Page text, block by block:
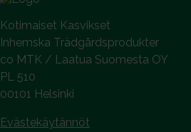
Kotimaiset Kasvikset
Inhemska Trädgårdsprodukter
co MTK / Laatua Suomesta OY
PL 510
00101 Helsinki
Evästekäytännöt